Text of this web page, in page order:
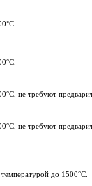
не требуют
не требуют
до 1500°C.